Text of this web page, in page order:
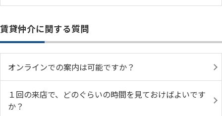
賃貸仲介に関する質問
オンラインでの案内は可能ですか？
１回の来店で、どのぐらいの時間を見ておけばよいです
か？